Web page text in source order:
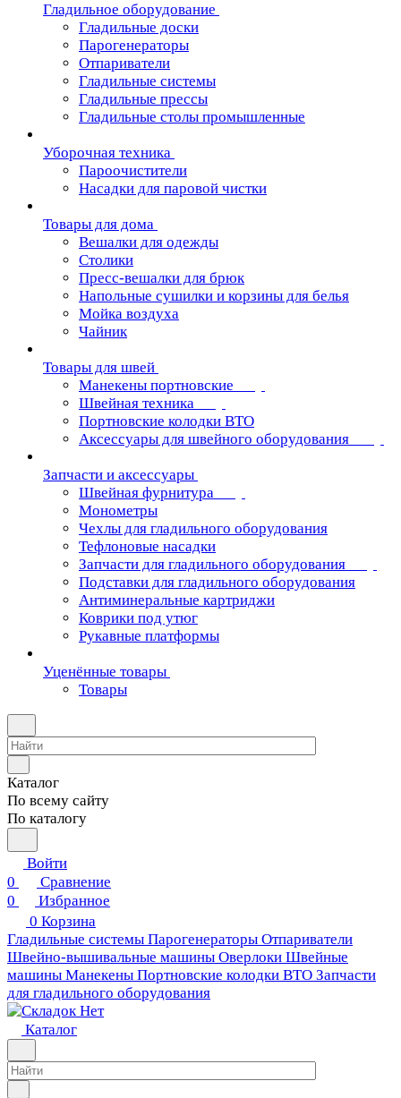
Гладильное оборудование
Гладильные доски
Парогенераторы
Отпариватели
Гладильные системы
Гладильные прессы
Гладильные столы промышленные
Уборочная техника
Пароочистители
Насадки для паровой чистки
Товары для дома
Вешалки для одежды
Столики
Пресс-вешалки для брюк
Напольные сушилки и корзины для белья
Мойка воздуха
Чайник
Товары для швей
Манекены портновские
Швейная техника
Портновские колодки ВТО
Аксессуары для швейного оборудования
Запчасти и аксессуары
Швейная фурнитура
Монометры
Чехлы для гладильного оборудования
Тефлоновые насадки
Запчасти для гладильного оборудования
Подставки для гладильного оборудования
Антиминеральные картриджи
Коврики под утюг
Рукавные платформы
Уценённые товары
Товары
Каталог
По всему сайту
По каталогу
Войти
0
Сравнение
0
Избранное
0 Корзина
Гладильные системы Парогенераторы Отпариватели
Швейно-вышивальные машины Оверлоки Швейные
машины Манекены Портновские колодки ВТО Запчасти
для гладильного оборудования
Каталог